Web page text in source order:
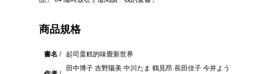
商品規格
書名 / 起司蛋糕的味覺新世界
田中博子 吉野陽美 中川たま 鶴見昂 長田佳子 今井よう